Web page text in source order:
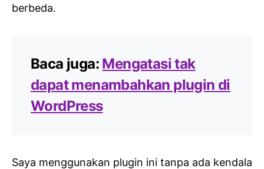
berbeda.
Baca juga: Mengatasi tak
dapat menambahkan plugin di
WordPress
Saya menggunakan plugin ini tanpa ada kendala